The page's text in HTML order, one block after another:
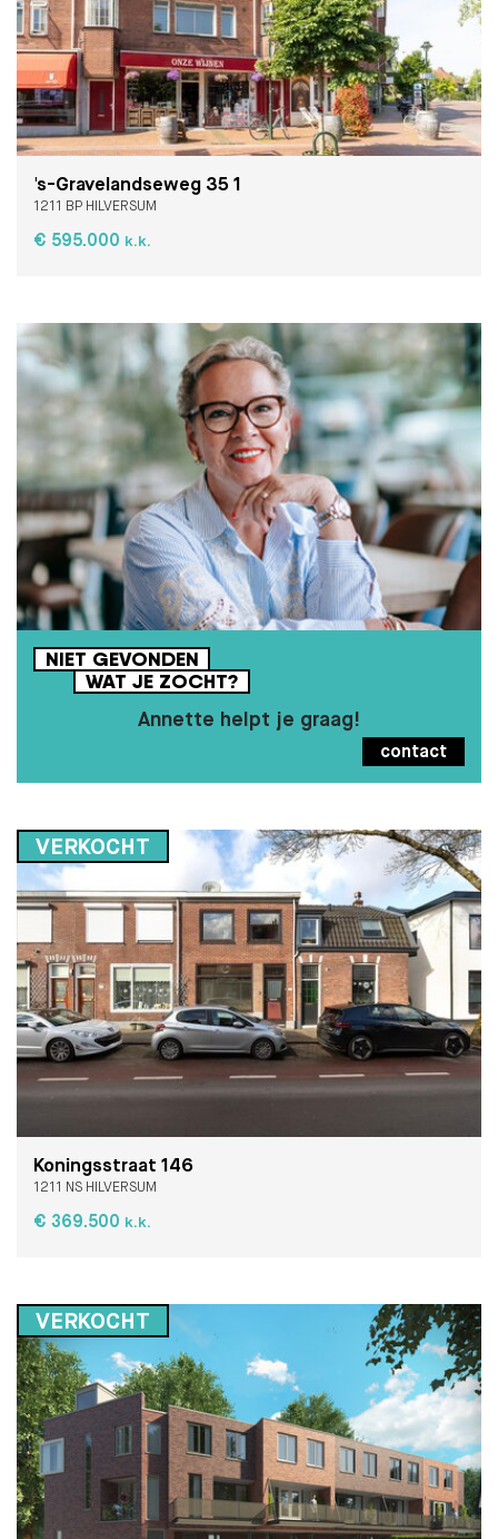
's-Gravelandseweg 35 1
1211 BP HILVERSUM
€ 595.000 k.k.
NIET GEVONDEN
WAT JE ZOCHT?
Annette helpt je graag!
contact
VERKOCHT
Koningsstraat 146
1211 NS HILVERSUM
€ 369.500 k.k.
VERKOCHT